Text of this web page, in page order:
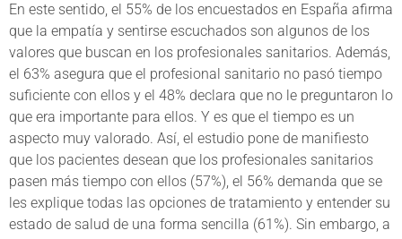
En este sentido, el 55% de los encuestados en España afirma
que la empatía y sentirse escuchados son algunos de los
valores que buscan en los profesionales sanitarios. Además,
el 63% asegura que el profesional sanitario no pasó tiempo
suficiente con ellos y el 48% declara que no le preguntaron lo
que era importante para ellos. Y es que el tiempo es un
aspecto muy valorado. Así, el estudio pone de manifiesto
que los pacientes desean que los profesionales sanitarios
pasen más tiempo con ellos (57%), el 56% demanda que se
les explique todas las opciones de tratamiento y entender su
estado de salud de una forma sencilla (61%). Sin embargo, a